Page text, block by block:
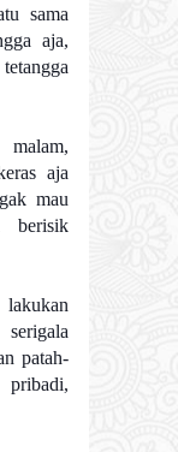
sama
aja,
aja
mau
berisik
patah-